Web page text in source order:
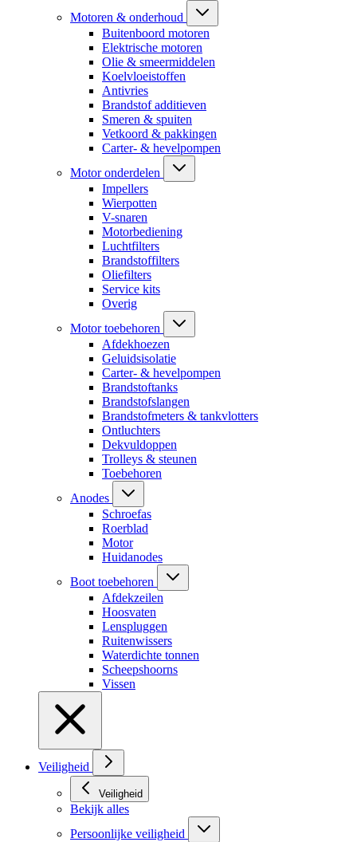
Motoren & onderhoud
Buitenboord motoren
Elektrische motoren
Olie & smeermiddelen
Koelvloeistoffen
Antivries
Brandstof additieven
Smeren & spuiten
Vetkoord & pakkingen
Carter- & hevelpompen
Motor onderdelen
Impellers
Wierpotten
V-snaren
Motorbediening
Luchtfilters
Brandstoffilters
Oliefilters
Service kits
Overig
Motor toebehoren
Afdekhoezen
Geluidsisolatie
Carter- & hevelpompen
Brandstoftanks
Brandstofslangen
Brandstofmeters & tankvlotters
Ontluchters
Dekvuldoppen
Trolleys & steunen
Toebehoren
Anodes
Schroefas
Roerblad
Motor
Huidanodes
Boot toebehoren
Afdekzeilen
Hoosvaten
Lenspluggen
Ruitenwissers
Waterdichte tonnen
Scheepshoorns
Vissen
Veiligheid
Veiligheid
Bekijk alles
Persoonlijke veiligheid